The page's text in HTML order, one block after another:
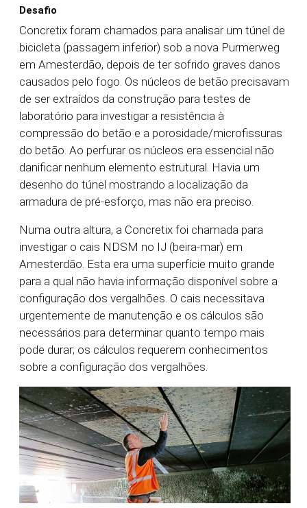
Desafio
Concretix foram chamados para analisar um túnel de
bicicleta (passagem inferior) sob a nova Purmerweg
em Amesterdão, depois de ter sofrido graves danos
causados pelo fogo. Os núcleos de betão precisavam
de ser extraídos da construção para testes de
laboratório para investigar a resistência à
compressão do betão e a porosidade/microfissuras
do betão. Ao perfurar os núcleos era essencial não
danificar nenhum elemento estrutural. Havia um
desenho do túnel mostrando a localização da
armadura de pré-esforço, mas não era preciso.
Numa outra altura, a Concretix foi chamada para
investigar o cais NDSM no IJ (beira-mar) em
Amesterdão. Esta era uma superfície muito grande
para a qual não havia informação disponível sobre a
configuração dos vergalhões. O cais necessitava
urgentemente de manutenção e os cálculos são
necessários para determinar quanto tempo mais
pode durar; os cálculos requerem conhecimentos
sobre a configuração dos vergalhões.